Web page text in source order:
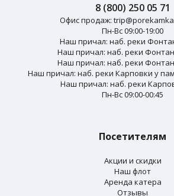
Посетителям
Акции и скидки
Наш флот
Аренда катера
Отзывы
8 (800) 250 05 71
Офис продаж:
Пн-Вс 09:00-19:00
Наш причал: наб. реки
Наш причал: наб. реки
Наш причал: наб. реки
Наш причал: наб. реки Карповки у
Наш причал: наб. реки
Пн-Вс 09:00-00:45